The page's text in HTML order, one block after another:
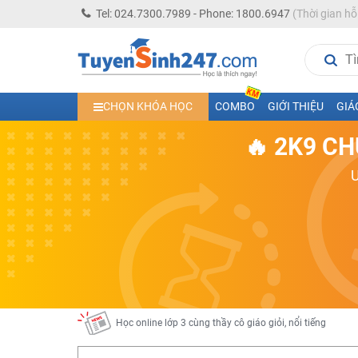
Tel: 024.7300.7989 - Phone: 1800.6947(Thời gian
CHỌN KHÓA HỌC COMBO GIỚI THIỆU
🔥 2K9
Học trực tuyến lớp 10 các môn Toán - Lý - Hóa - Văn -
Học online trực tuyến cấp Tiểu học và THCS năm học
Học online lớp 5 cùng thầy cô giáo giỏi, nổi tiếng
Học online lớp 7 cùng thầy cô giáo giỏi
Học online lớp 6 cùng thầy cô giỏi, nổi tiếng
Học online lớp 8 cùng thầy cô giáo giỏi
2K13! Bứt Phá Lớp 5 Năm Học 2023 - 2024
Học online lớp 4 cùng thầy cô giáo giỏi, nổi tiếng
Học online lớp 3 cùng thầy cô giáo giỏi, nổi tiếng
Học online lớp 2 với thầy cô giáo giỏi, nổi tiếng